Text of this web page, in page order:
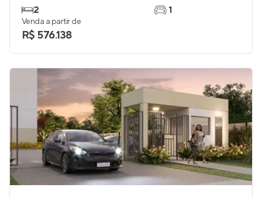
2
1
Venda a partir de
R$ 576.138